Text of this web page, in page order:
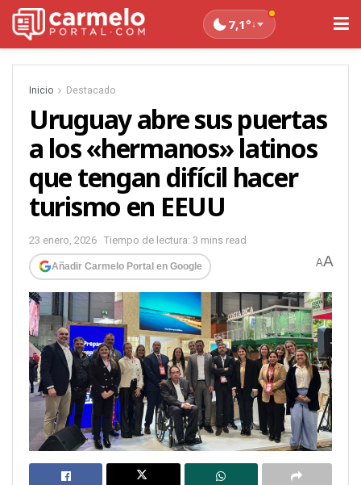
7,1°↓
Inicio Destacado
Uruguay abre sus puertas
a los «hermanos» latinos
que tengan difícil hacer
turismo en EEUU
23 enero, 2026 Tiempo de lectura: 3 mins read
Añadir Carmelo Portal en Google AA